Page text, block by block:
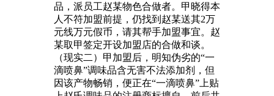
品，派员工赵某物色合做者。甲晓得本
人不符加盟前提，仍找到赵某送其2万
元线万元假币，请其帮手加盟事宜。赵
某取甲签定开设加盟店的合做和谈。
（现实二）甲加盟后，明知伪劣的“一
滴喷鼻”调味品含无害不法添加剂，但
因该产物畅销，便正在“一滴喷鼻”上贴